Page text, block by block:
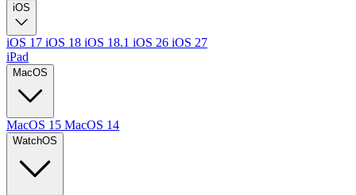
iOS
iOS 17 iOS 18 iOS 18.1 iOS 26 iOS 27
iPad
MacOS
MacOS 15 MacOS 14
WatchOS